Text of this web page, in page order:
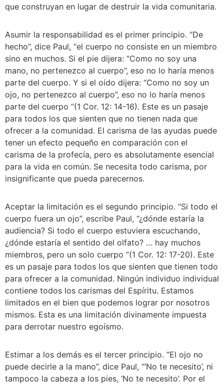
que construyan en lugar de destruir la vida comunitaria.
Asumir la responsabilidad es el primer principio. “De
hecho”, dice Paul, “el cuerpo no consiste en un miembro
sino en muchos. Si el pie dijera: “Como no soy una
mano, no pertenezco al cuerpo”, eso no lo haría menos
parte del cuerpo. Y si el oído dijera: “Como no soy un
ojo, no pertenezco al cuerpo”, eso no lo haría menos
parte del cuerpo “(1 Cor. 12: 14-16). Este es un pasaje
para todos los que sienten que no tienen nada que
ofrecer a la comunidad. El carisma de las ayudas puede
tener un efecto pequeño en comparación con el
carisma de la profecía, pero es absolutamente esencial
para la vida en común. Se necesita todo carisma, por
insignificante que pueda parecernos.
Aceptar la limitación es el segundo principio. “Si todo el
cuerpo fuera un ojo”, escribe Paul, “¿dónde estaría la
audiencia? Si todo el cuerpo estuviera escuchando,
¿dónde estaría el sentido del olfato? … hay muchos
miembros, pero un solo cuerpo ”(1 Cor. 12: 17-20). Este
es un pasaje para todos los que sienten que tienen todo
para ofrecer a la comunidad. Ningún individuo individual
contiene todos los carismas del Espíritu. Estamos
limitados en el bien que podemos lograr por nosotros
mismos. Esta es una limitación divinamente impuesta
para derrotar nuestro egoísmo.
Estimar a los demás es el tercer principio. “El ojo no
puede decirle a la mano”, dice Paul, “’No te necesito’, ni
tampoco la cabeza a los pies, ‘No te necesito’. Por el